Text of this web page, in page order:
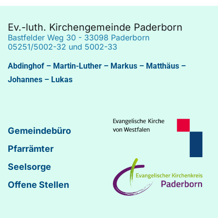
Ev.-luth. Kirchengemeinde Paderborn
Bastfelder Weg 30 - 33098 Paderborn
05251/5002-32 und 5002-33
Abdinghof – Martin-Luther – Markus – Matthäus –
Johannes – Lukas
Gemeindebüro
Pfarrämter
Seelsorge
Offene Stellen